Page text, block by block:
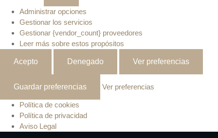
Administrar opciones
Gestionar los servicios
Gestionar {vendor_count} proveedores
Leer más sobre estos propósitos
Acepto Denegado Ver preferencias
Guardar preferencias Ver preferencias
Política de cookies
Política de privacidad
Aviso Legal